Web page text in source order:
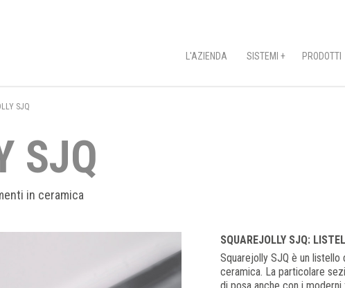
L'AZIENDA SISTEMI + PRODOTTI
SJQ
SJQ
in ceramica
SQUAREJOLLY SJQ:
Squarejolly SJQ è un
ceramica. La particolare